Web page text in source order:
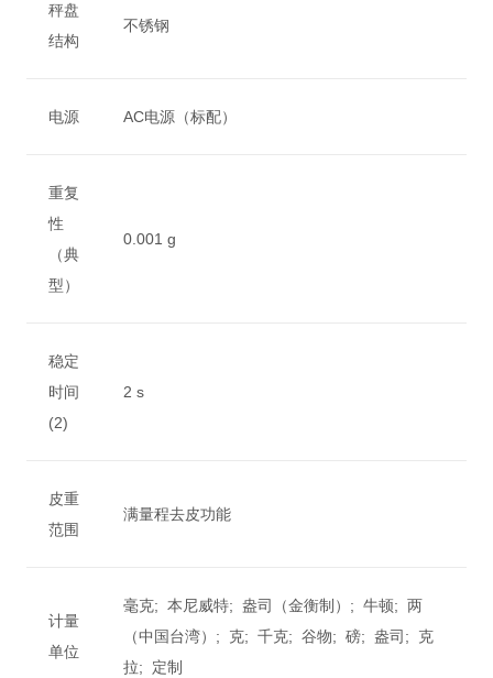
秤盘
结构
不锈钢
电源 AC电源（标配）
重复
性
（典
型）
0.001 g
稳定
时间
(2)
2 s
皮重
范围
满量程去皮功能
计量
单位
毫克; 本尼威特; 盎司（金衡制）; 牛顿; 两
（中国台湾）; 克; 千克; 谷物; 磅; 盎司; 克
拉; 定制